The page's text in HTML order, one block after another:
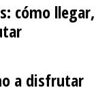
cómo llegar,
a disfrutar